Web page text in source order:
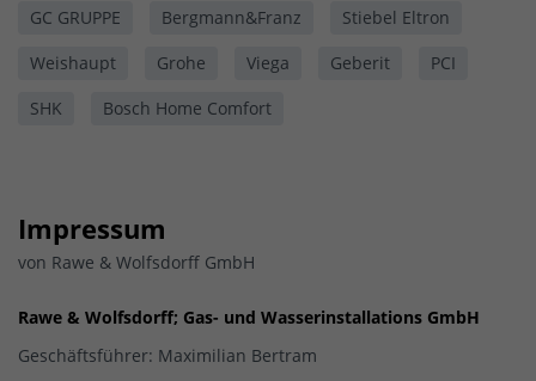
GC GRUPPE Bergmann&Franz
Stiebel Eltron
Weishaupt
Grohe Viega Geberit
PCI
SHK
Bosch Home Comfort
Impressum
von Rawe & Wolfsdorff GmbH
Rawe & Wolfsdorff; Gas- und Wasserinstallations GmbH
Geschäftsführer: Maximilian Bertram